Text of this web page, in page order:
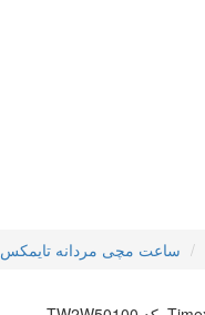
ساعت مچی مردانه تایمکس Timex, کد TW2W50100